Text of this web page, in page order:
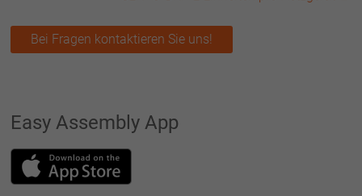
Bei Fragen kontaktieren Sie uns!
Easy Assembly App